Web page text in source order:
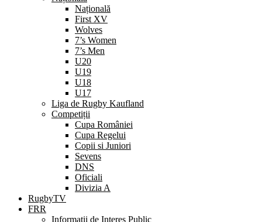
Națională
First XV
Wolves
7’s Women
7’s Men
U20
U19
U18
U17
Liga de Rugby Kaufland
Competiții
Cupa României
Cupa Regelui
Copii si Juniori
Sevens
DNS
Oficiali
Divizia A
RugbyTV
FRR
Informații de Interes Public